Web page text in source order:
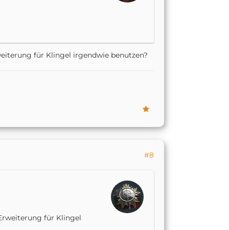
für Klingel irgendwie benutzen?
#8
für Klingel